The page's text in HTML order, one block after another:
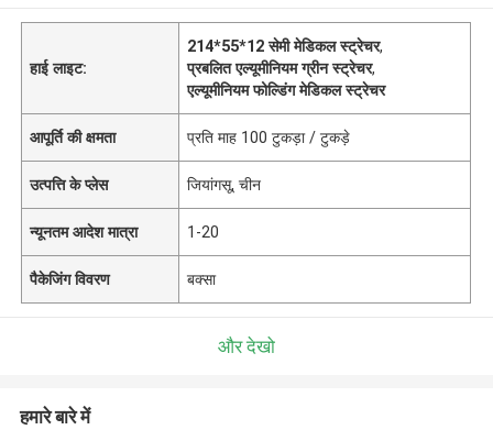
हाई लाइट:
214*55*12 सेमी मेडिकल स्ट्रेचर,
प्रबलित एल्यूमीनियम ग्रीन स्ट्रेचर,
एल्यूमीनियम फोल्डिंग मेडिकल स्ट्रेचर
आपूर्ति की क्षमता प्रति माह 100 टुकड़ा / टुकड़े
उत्पत्ति के प्लेस जियांगसू, चीन
न्यूनतम आदेश मात्रा 1-20
पैकेजिंग विवरण बक्सा
और देखो
हमारे बारे में